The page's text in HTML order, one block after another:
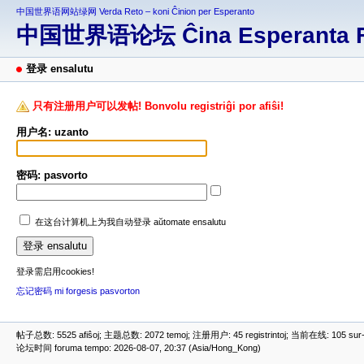
中国世界语网站绿网 Verda Reto – koni Ĉinion per Esperanto
中国世界语论坛 Ĉina Esperanta
登录 ensalutu
只有注册用户可以发帖! Bonvolu registriĝi por afiŝi!
用户名: uzanto
密码: pasvorto
在这台计算机上为我自动登录 aŭtomate ensalutu
登录需启用cookies!
忘记密码 mi forgesis pasvorton
帖子总数: 5525 afiŝoj; 主题总数: 2072 temoj; 注册用户: 45 registrintoj; 当前在线: 105
论坛时间 foruma tempo: 2026-08-07, 20:37 (Asia/Hong_Kong)